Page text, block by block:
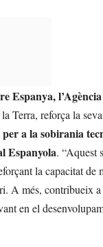
Espanya,
Terra, reforça la
a la sobirania
Espanyola. “Aquest
la capacitat de
A més, contribueix
en el